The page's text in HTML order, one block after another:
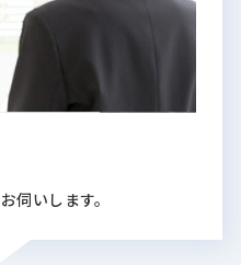
伺いします。